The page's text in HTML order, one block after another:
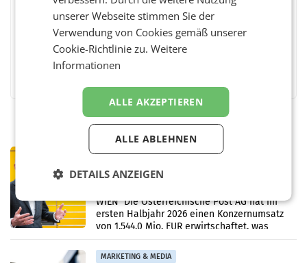
FacebookTwitterMessenger
PRIMENEWS
Österreichische Post: Umsatzplus im
Briefgeschäft
WIEN Die Österreichische Post AG hat im
ersten Halbjahr 2026 einen Konzernumsatz
von 1.544,0 Mio. EUR erwirtschaftet, was
einem Plus von 3,8 Prozent gegenüber dem
Vergleichszeitraum
MARKETING & MEDIA
unserer Webseite stimmen Sie der
Verwendung von Cookies gemäß unserer
Cookie-Richtlinie zu.Weitere
Informationen
ALLE AKZEPTIEREN
ALLE ABLEHNEN
DETAILS ANZEIGEN